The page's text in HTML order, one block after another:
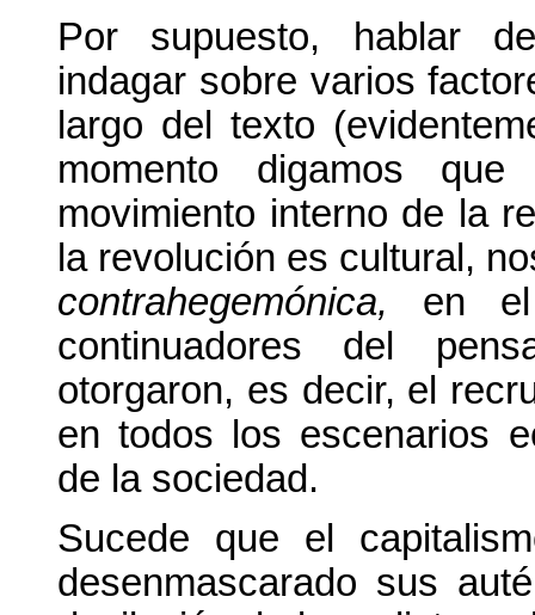
Por supuesto, hablar
indagar sobre varios
largo del texto
momento digamos
movimiento interno de la
la revolución es cultural,
contrahegemónica, en el
continuadores del
otorgaron, es decir, el
en todos los escenarios
de la sociedad.
Sucede que el
desenmascarado sus